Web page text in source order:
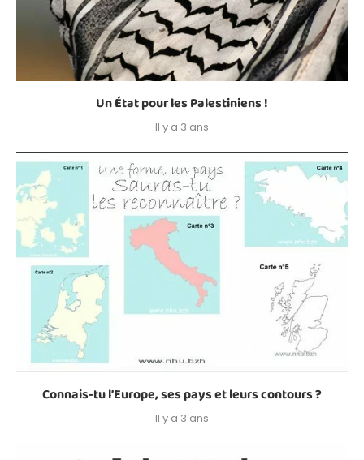
Un État pour les Palestiniens !
Il y a 3 ans
Connais-tu l’Europe, ses pays et leurs contours ?
Il y a 3 ans